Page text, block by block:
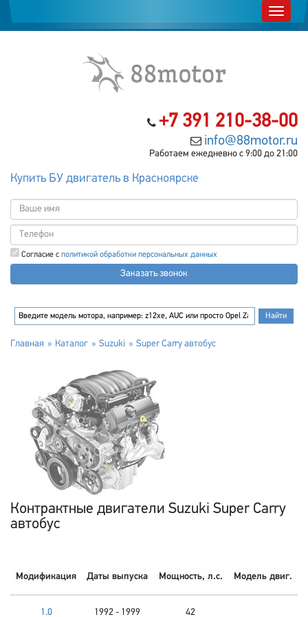
+7 391 210-38-00
info@88motor.ru
Работаем ежедневно с 9:00 до 21:00
Купить БУ двигатель в Красноярске
Согласие с политикой обработки персональных данных
Заказать звонок
Главная Каталог Suzuki Super Carry автобус
Контрактные двигатели Suzuki Super Carry
автобус
Модификация Даты выпуска Мощность, л.с. Модель двиг.
1.0 1992 - 1999 42